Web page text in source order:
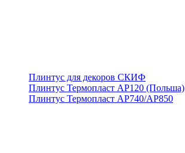
Плинтус для декоров СКИФ
Плинтус Термопласт АР120 (Польша)
Плинтус Термопласт АР740/АР850